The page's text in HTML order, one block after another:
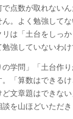
点数が取れない
。よく勉強して
は「土台をしっ
強していないわけ
学問」「土台作
「算数はできるけ
ど文章題はできな
を山ほどいただき